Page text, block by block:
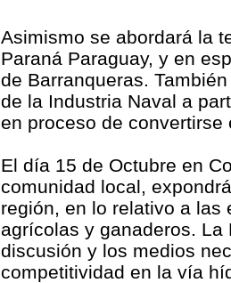
Asimismo se abordará la
Paraná Paraguay, y en
de Barranqueras.
de la Industria Naval a
en proceso de convertirse
El día 15 de Octubre en
comunidad local,
región, en lo relativo a las
agrícolas y ganaderos.
discusión y los medios
competitividad en la vía